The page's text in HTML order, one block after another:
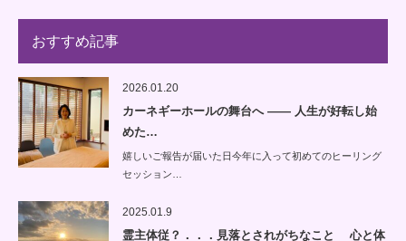
おすすめ記事
2026.01.20
カーネギーホールの舞台へ —— 人生が好転し始
めた…
嬉しいご報告が届いた日今年に入って初めてのヒーリング
セッション…
2025.01.9
霊主体従？．．．見落とされがちなこと 心と体